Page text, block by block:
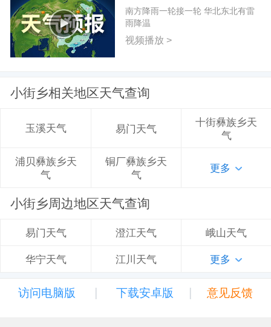
南方降雨一轮接一轮 华北东北有雷
雨降温
视频播放 >
小街乡相关地区天气查询
玉溪天气 易门天气
十街彝族乡天
气
浦贝彝族乡天
气
铜厂彝族乡天
气
更多
小街乡周边地区天气查询
易门天气 澄江天气 峨山天气
华宁天气 江川天气 更多
访问电脑版 | 下载安卓版 | 意见反馈